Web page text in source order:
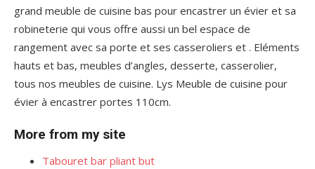
grand meuble de cuisine bas pour encastrer un évier et sa
robineterie qui vous offre aussi un bel espace de
rangement avec sa porte et ses casseroliers et . Eléments
hauts et bas, meubles d’angles, desserte, casserolier,
tous nos meubles de cuisine. Lys Meuble de cuisine pour
évier à encastrer portes 110cm.
More from my site
Tabouret bar pliant but